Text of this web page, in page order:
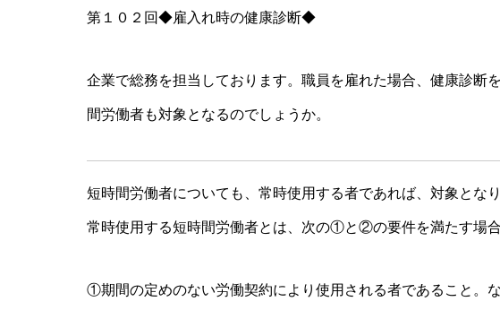
第１０２回◆雇入れ時の健康診断◆
企業で総務を担当しております。職員を雇れた場合、健康診断
間労働者も対象となるのでしょうか。
短時間労働者についても、常時使用する者であれば、対象となり
常時使用する短時間労働者とは、次の①と②の要件を満たす場合
①期間の定めのない労働契約により使用される者であること。